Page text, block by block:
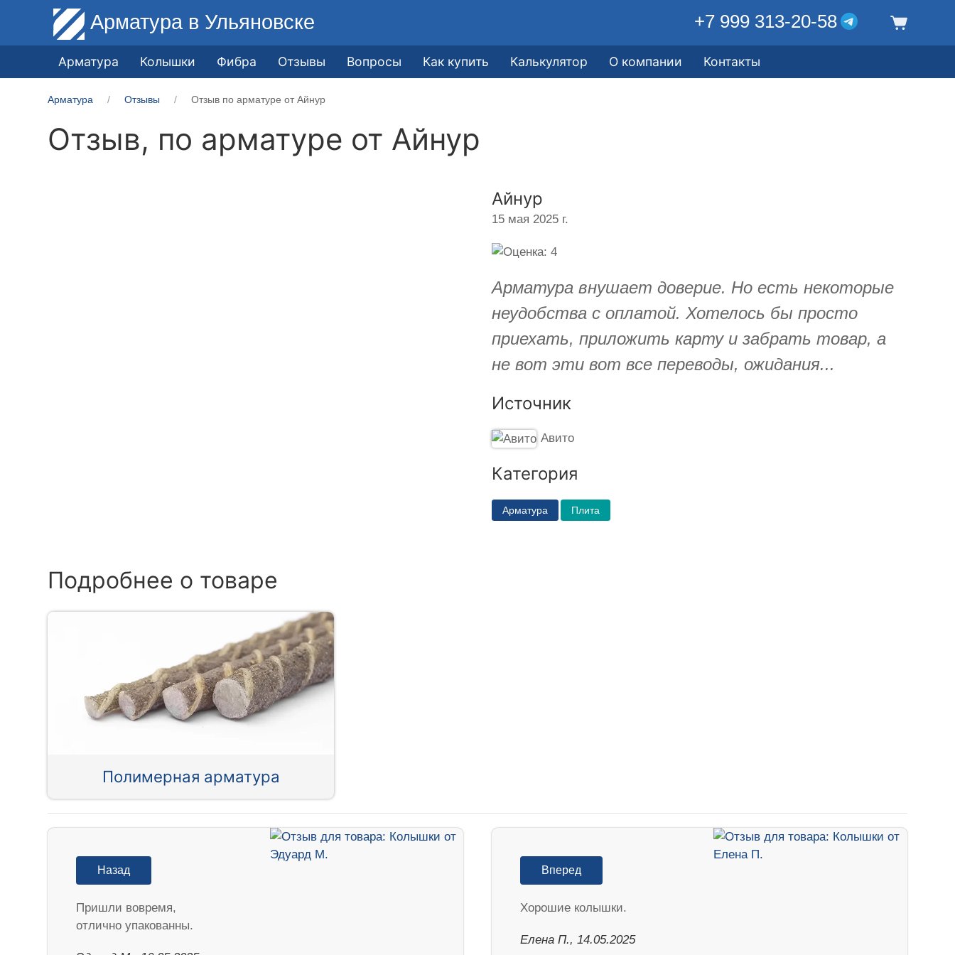
Арматура в Ульяновске +7 999 313-20-58
Арматура Колышки Фибра Отзывы Вопросы Как купить Калькулятор О компании Контакты
Арматура Отзывы Отзыв по арматуре от Айнур
Отзыв, по арматуре от Айнур
Айнур
15 мая 2025 г.
Арматура внушает доверие. Но есть некоторые
неудобства с оплатой. Хотелось бы просто
приехать, приложить карту и забрать товар, а
не вот эти вот все переводы, ожидания...
Источник
Авито
Категория
Арматура Плита
Подробнее о товаре
Полимерная арматура
Назад
Пришли вовремя,
отлично упакованны.
Вперед
Хорошие колышки.
Елена П., 14.05.2025